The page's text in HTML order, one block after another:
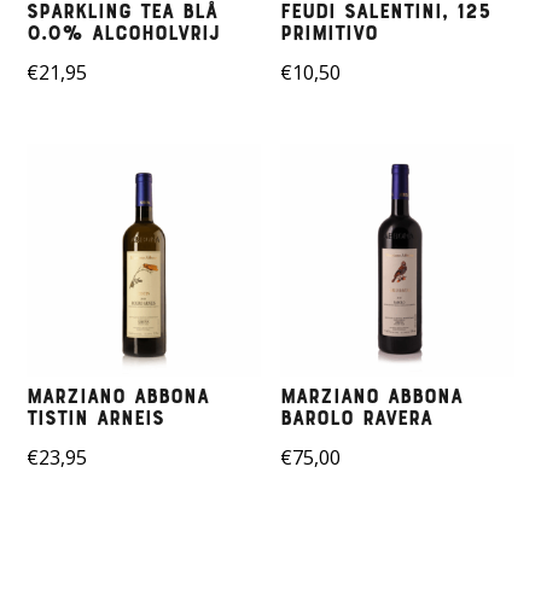
Sparkling Tea BLÅ
0.0% ALCOHOLVRIJ
€21,95
Feudi Salentini, 125
Primitivo
€10,50
Marziano Abbona
Tistin Arneis
€23,95
Marziano Abbona
Barolo Ravera
€75,00